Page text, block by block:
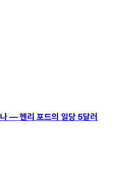
— 헨리 포드의 일당 5달러